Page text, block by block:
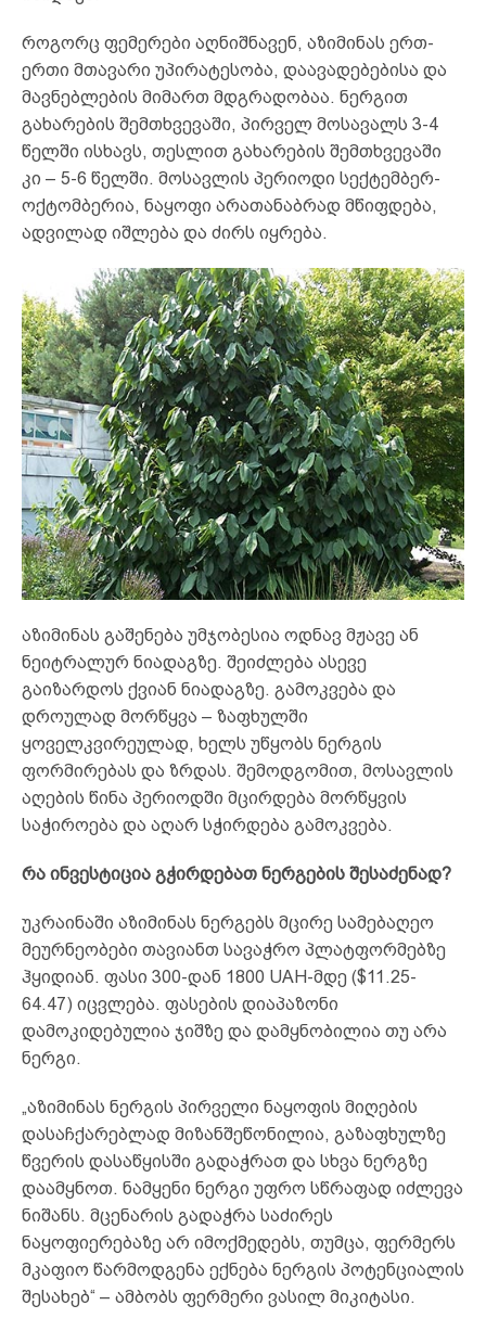
როგორც ფემერები აღნიშნავენ, აზიმინას ერთ-
ერთი მთავარი უპირატესობა, დაავადებებისა და
მავნებლების მიმართ მდგრადობაა. ნერგით
გახარების შემთხვევაში, პირველ მოსავალს 3-4
წელში ისხავს, თესლით გახარების შემთხვევაში
კი – 5-6 წელში. მოსავლის პერიოდი სექტემბერ-
ოქტომბერია, ნაყოფი არათანაბრად მწიფდება,
ადვილად იშლება და ძირს იყრება.
აზიმინას გაშენება უმჯობესია ოდნავ მჟავე ან
ნეიტრალურ ნიადაგზე. შეიძლება ასევე
გაიზარდოს ქვიან ნიადაგზე. გამოკვება და
დროულად მორწყვა – ზაფხულში
ყოველკვირეულად, ხელს უწყობს ნერგის
ფორმირებას და ზრდას. შემოდგომით, მოსავლის
აღების წინა პერიოდში მცირდება მორწყვის
საჭიროება და აღარ სჭირდება გამოკვება.
რა ინვესტიცია გჭირდებათ ნერგების შესაძენად?
უკრაინაში აზიმინას ნერგებს მცირე სამებაღეო
მეურნეობები თავიანთ სავაჭრო პლატფორმებზე
ჰყიდიან. ფასი 300-დან 1800 UAH-მდე ($11.25-
64.47) იცვლება. ფასების დიაპაზონი
დამოკიდებულია ჯიშზე და დამყნობილია თუ არა
ნერგი.
„აზიმინას ნერგის პირველი ნაყოფის მიღების
დასაჩქარებლად მიზანშეწონილია, გაზაფხულზე
წვერის დასაწყისში გადაჭრათ და სხვა ნერგზე
დაამყნოთ. ნამყენი ნერგი უფრო სწრაფად იძლევა
ნიშანს. მცენარის გადაჭრა საძირეს
ნაყოფიერებაზე არ იმოქმედებს, თუმცა, ფერმერს
მკაფიო წარმოდგენა ექნება ნერგის პოტენციალის
შესახებ“ – ამბობს ფერმერი ვასილ მიკიტასი.